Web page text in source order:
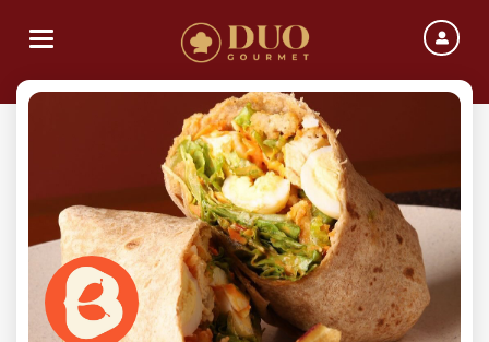
Toggle navigation